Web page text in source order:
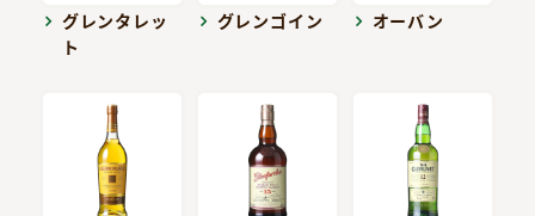
グレンタレッ
ト
グレンゴイン オーバン